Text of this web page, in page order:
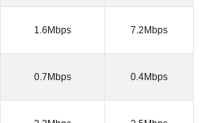
1.6Mbps 7.2Mbps
0.7Mbps 0.4Mbps